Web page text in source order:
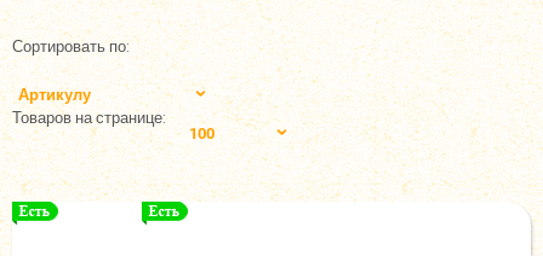
Сортировать по:
Артикулу
Товаров на странице:
100